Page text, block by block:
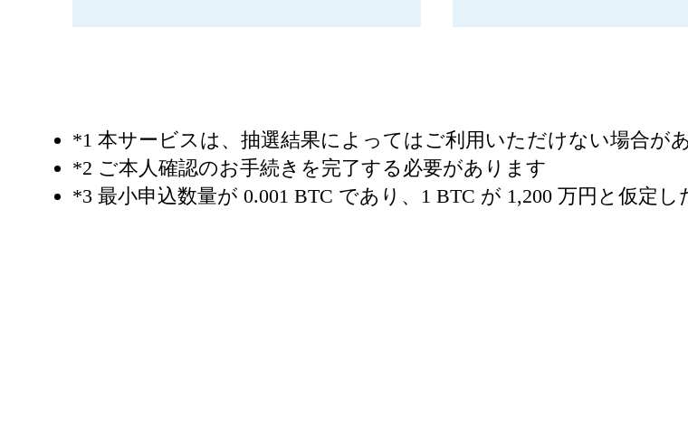
*1 本サービスは、抽選結果によってはご利用いただけない場合が
*2 ご本人確認のお手続きを完了する必要があります
*3 最小申込数量が 0.001 BTC であり、1 BTC が 1,200 万円と仮定